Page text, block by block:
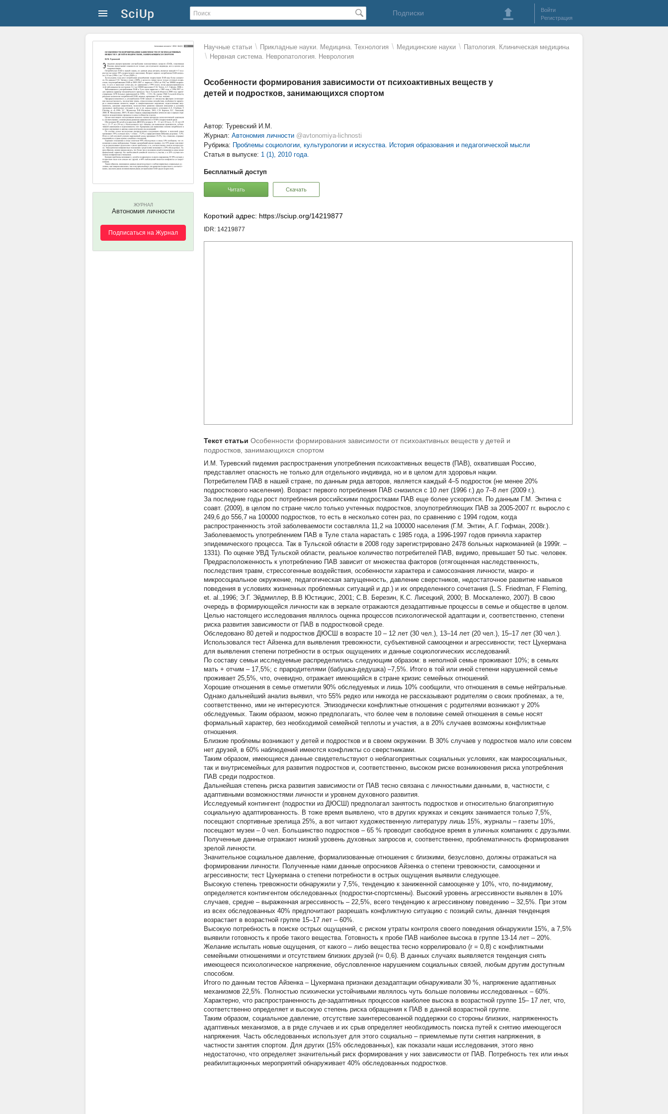
Подписки
Войти
Регистрация
Научные статьи \ Прикладные науки. Медицина. Технология \ Mедицинские науки \ Патология. Клиническая медицина
\ Нервная система. Невропатология. Неврология
Особенности формирования зависимости от психоактивных веществ у
детей и подростков, занимающихся спортом
ЖУРНАЛ
Автономия личности
Подписаться на Журнал
Автор: Туревский И.М.
Журнал: Автономия личности @avtonomiya-lichnosti
Рубрика: Проблемы социологии, культурологии и искусства. История образования и педагогической мысли
Статья в выпуске: 1 (1), 2010 года.
Бесплатный доступ
Читать Скачать
Короткий адрес: https://sciup.org/14219877
IDR: 14219877
Текст статьи Особенности формирования зависимости от психоактивных веществ у детей и
подростков, занимающихся спортом
И.М. Туревский пидемия распространения употребления психоактивных веществ (ПАВ), охватившая Россию,
представляет опасность не только для отдельного индивида, но и в целом для здоровья нации.
Потребителем ПАВ в нашей стране, по данным ряда авторов, является каждый 4–5 подросток (не менее 20%
подросткового населения). Возраст первого потребления ПАВ снизился с 10 лет (1996 г.) до 7–8 лет (2009 г.).
За последние годы рост потребления российскими подростками ПАВ еще более ускорился. По данным Г.М. Энтина с
соавт. (2009), в целом по стране число только учтенных подростков, злоупотребляющих ПАВ за 2005-2007 гг. выросло с
249,6 до 556,7 на 100000 подростков, то есть в несколько сотен раз, по сравнению с 1994 годом, когда
распространенность этой заболеваемости составляла 11,2 на 100000 населения (Г.М. Энтин, А.Г. Гофман, 2008г.).
Заболеваемость употреблением ПАВ в Туле стала нарастать с 1985 года, а 1996-1997 годов приняла характер
эпидемического процесса. Так в Тульской области в 2008 году зарегистрировано 2478 больных наркоманией (в 1999г. –
1331). По оценке УВД Тульской области, реальное количество потребителей ПАВ, видимо, превышает 50 тыс. человек.
Предрасположенность к употреблению ПАВ зависит от множества факторов (отягощенная наследственность,
последствия травм, стрессогенные воздействия, особенности характера и самосознания личности, макро- и
микросоциальное окружение, педагогическая запущенность, давление сверстников, недостаточное развитие навыков
поведения в условиях жизненных проблемных ситуаций и др.) и их определенного сочетания (L.S. Friedman, F Fleming,
et. al.,1996; Э.Г. Эйдмиллер, В.В Юстицкис, 2001; С.В. Березин, К.С. Лисецкий, 2000; В. Москаленко, 2007). В свою
очередь в формирующейся личности как в зеркале отражаются дезадаптивные процессы в семье и обществе в целом.
Целью настоящего исследования являлось оценка процессов психологической адаптации и, соответственно, степени
риска развития зависимости от ПАВ в подростковой среде.
Обследовано 80 детей и подростков ДЮСШ в возрасте 10 – 12 лет (30 чел.), 13–14 лет (20 чел.), 15–17 лет (30 чел.).
Использовался тест Айзенка для выявления тревожности, субъективной самооценки и агрессивности; тест Цукермана
для выявления степени потребности в острых ощущениях и данные социологических исследований.
По составу семьи исследуемые распределились следующим образом: в неполной семье проживают 10%; в семьях
мать + отчим – 17,5%; с прародителями (бабушка-дедушка) –7,5%. Итого в той или иной степени нарушенной семье
проживает 25,5%, что, очевидно, отражает имеющийся в стране кризис семейных отношений.
Хорошие отношения в семье отметили 90% обследуемых и лишь 10% сообщили, что отношения в семье нейтральные.
Однако дальнейший анализ выявил, что 55% редко или никогда не рассказывают родителям о своих проблемах, а те,
соответственно, ими не интересуются. Эпизодически конфликтные отношения с родителями возникают у 20%
обследуемых. Таким образом, можно предполагать, что более чем в половине семей отношения в семье носят
формальный характер, без необходимой семейной теплоты и участия, а в 20% случаев возможны конфликтные
отношения.
Близкие проблемы возникают у детей и подростков и в своем окружении. В 30% случаев у подростков мало или совсем
нет друзей, в 60% наблюдений имеются конфликты со сверстниками.
Таким образом, имеющиеся данные свидетельствуют о неблагоприятных социальных условиях, как макросоциальных,
так и внутрисемейных для развития подростков и, соответственно, высоком риске возникновения риска употребления
ПАВ среди подростков.
Дальнейшая степень риска развития зависимости от ПАВ тесно связана с личностными данными, в, частности, с
адаптивными возможностями личности и уровнем духовного развития.
Исследуемый контингент (подростки из ДЮСШ) предполагал занятость подростков и относительно благоприятную
социальную адаптированность. В тоже время выявлено, что в других кружках и секциях занимается только 7,5%,
посещают спортивные зрелища 25%, а вот читают художественную литературу лишь 15%, журналы – газеты 10%,
посещают музеи – 0 чел. Большинство подростков – 65 % проводит свободное время в уличных компаниях с друзьями.
Полученные данные отражают низкий уровень духовных запросов и, соответственно, проблематичность формирования
зрелой личности.
Значительное социальное давление, формализованные отношения с близкими, безусловно, должны отражаться на
формировании личности. Полученные нами данные опросников Айзенка о степени тревожности, самооценки и
агрессивности; тест Цукермана о степени потребности в острых ощущения выявили следующее.
Высокую степень тревожности обнаружили у 7,5%, тенденцию к заниженной самооценке у 10%, что, по-видимому,
определяется контингентом обследованных (подростки-спортсмены). Высокий уровень агрессивности выявлен в 10%
случаев, средне – выраженная агрессивность – 22,5%, всего тенденцию к агрессивному поведению – 32,5%. При этом
из всех обследованных 40% предпочитают разрешать конфликтную ситуацию с позиций силы, данная тенденция
возрастает в возрастной группе 15–17 лет – 60%.
Высокую потребность в поиске острых ощущений, с риском утраты контроля своего поведения обнаружили 15%, а 7,5%
выявили готовность к пробе такого вещества. Готовность к пробе ПАВ наиболее высока в группе 13-14 лет – 20%.
Желание испытать новые ощущения, от какого – либо вещества тесно коррелировало (r = 0,8) с конфликтными
семейными отношениями и отсутствием близких друзей (r= 0,6). В данных случаях выявляется тенденция снять
имеющееся психологическое напряжение, обусловленное нарушением социальных связей, любым другим доступным
способом.
Итого по данным тестов Айзенка – Цукермана признаки дезадаптации обнаруживали 30 %, напряжение адаптивных
механизмов 22,5%. Полностью психически устойчивыми являлось чуть больше половины исследованных – 60%.
Характерно, что распространенность де-задаптивных процессов наиболее высока в возрастной группе 15– 17 лет, что,
соответственно определяет и высокую степень риска обращения к ПАВ в данной возрастной группе.
Таким образом, социальное давление, отсутствие заинтересованной поддержки со стороны близких, напряженность
адаптивных механизмов, а в ряде случаев и их срыв определяет необходимость поиска путей к снятию имеющегося
напряжения. Часть обследованных использует для этого социально – приемлемые пути снятия напряжения, в
частности занятия спортом. Для других (15% обследованных), как показали наши исследования, этого явно
недостаточно, что определяет значительный риск формирования у них зависимости от ПАВ. Потребность тех или иных
реабилитационных мероприятий обнаруживает 40% обследованных подростков.